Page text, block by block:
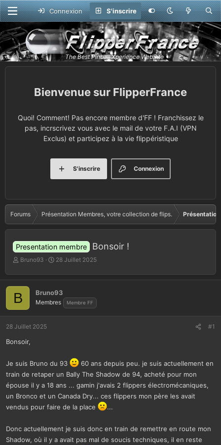
Connexion S'inscrire
FlipperFrance
Quoi! Comment! Pas encore membre d'FF ! Franchissez le
pas, incrscrivez vous avec le mail de votre F.A.I (VPN
Exclus) et participez à la vie flippéristique
Connexion
S'inscrire
Forums Présentation Membres, votre collection de flips.
Presentation membre Bonsoir !
A
t
e
u
r
l
a
s
c
u
i
n
Bruno93
D
t
d
e
28 Juillet 2025
B Bruno93
Membres Membre FF
28 Juillet 2025 #1
Bonsoir,
Je suis Bruno du 93
60 ans depuis peu. je suis actuellement en
train de retaper un Bally The Shadow de 94, acheté pour mon
épouse il y a 18 ans ... gamin j'avais 2 flippers électromécaniques,
un Bronco et un Canada Dry... ces flippers mon père les avait
vendus pour faire de la place
...
Donc actuellement je suis donc en train de remettre en route mon
Shadow, où il y a avait pas mal de soucis techniques, il en reste